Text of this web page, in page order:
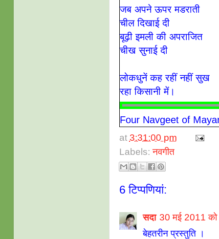
जब अपने ऊपर मडराती
चील दिखाई दी
बूढ़ी इमली की अपराजित
चीख सुनाई दी
लोकधुनें कह रहीं नहीं सुख
रहा किसानी में।
Four Navgeet of
at 3:31:00 pm
Labels:नवगीत
6 टिप्‍पणियां:
सदा 30 मई 2011
बेहतरीन प्रस्‍तुति ।